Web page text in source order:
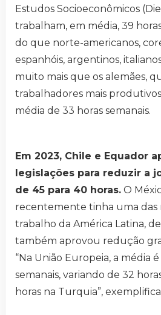
Estudos Socioeconômicos
trabalham, em média, 39
do que norte-americanos,
espanhóis, argentinos,
muito mais que os alemães,
trabalhadores mais
média de 33 horas semanais.
Em 2023, Chile e Equador
legislações para reduzir a
de 45 para 40 horas. O
recentemente tinha uma das
trabalho da América Latina,
também aprovou redução
“Na União Europeia, a média
semanais, variando de 32
horas na Turquia”,